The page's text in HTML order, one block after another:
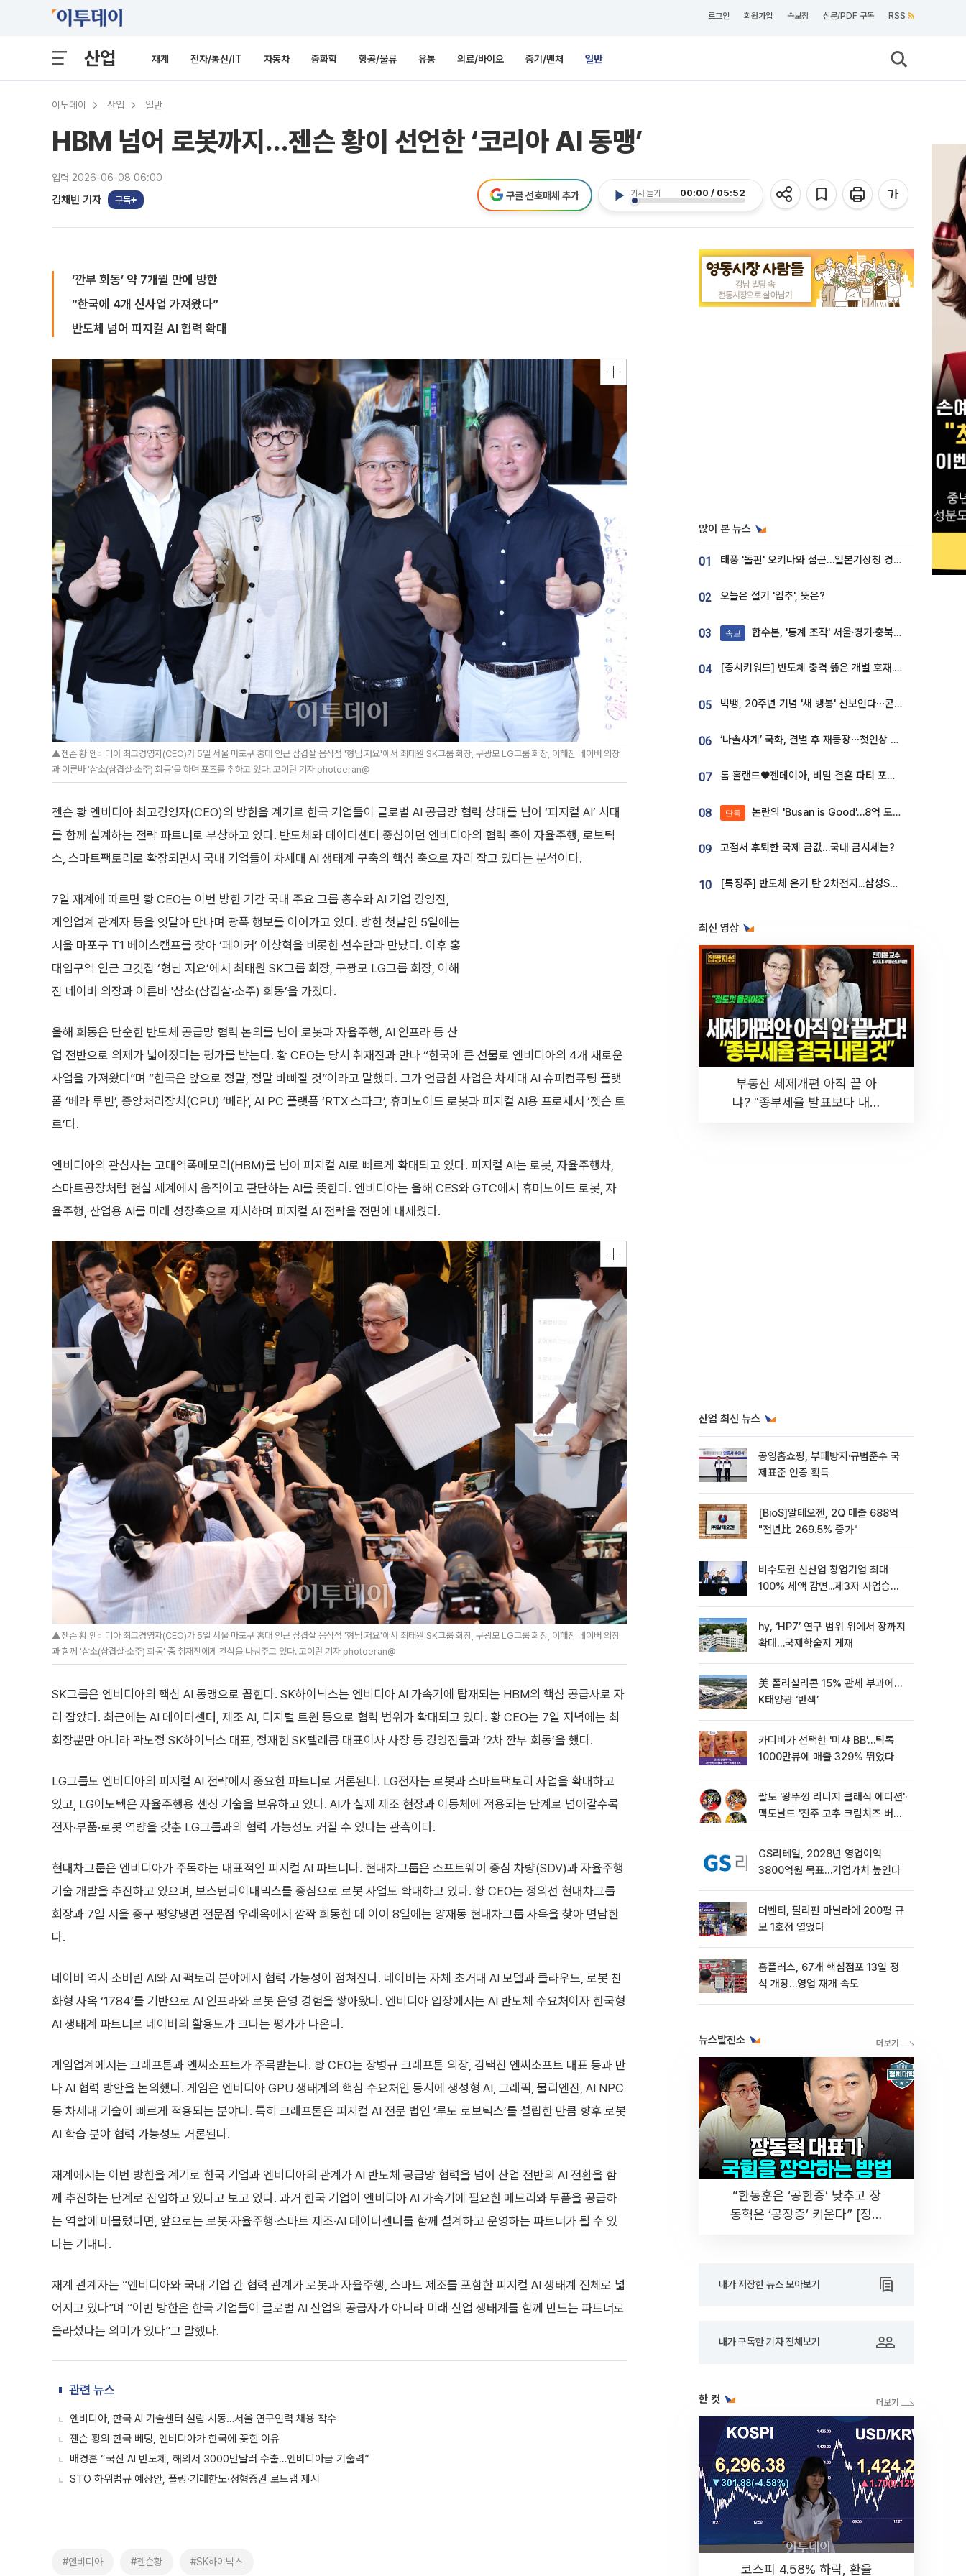
로그인 회원가입 속보창 신문/PDF 구독 RSS
산업 재계 전자/통신/IT 자동차 중화학 항공/물류 유통 의료/바이오 중기/벤처 일반
이투데이 산업 일반
HBM 넘어 로봇까지…젠슨 황이 선언한 ‘코리아 AI 동맹’
입력 2026-06-08 06:00
김채빈 기자 구독
기사 듣기 00:00 / 05:52
구글 선호매체 추가
‘깐부 회동’ 약 7개월 만에 방한
“한국에 4개 신사업 가져왔다”
반도체 넘어 피지컬 AI 협력 확대
▲젠슨 황 엔비디아 최고경영자(CEO)가 5일 서울 마포구 홍대 인근 삼겹살 음식점 '형님 저요'에서 최태원 SK그룹 회장, 구광모 LG그룹 회장, 이해진 네이버 의장
과 이른바 '삼소(삼겹살·소주) 회동’을 하며 포즈를 취하고 있다. 고이란 기자 photoeran@
젠슨 황 엔비디아 최고경영자(CEO)의 방한을 계기로 한국 기업들이 글로벌 AI 공급망 협력 상대를 넘어 ‘피지컬 AI’ 시대
를 함께 설계하는 전략 파트너로 부상하고 있다. 반도체와 데이터센터 중심이던 엔비디아의 협력 축이 자율주행, 로보틱
스, 스마트팩토리로 확장되면서 국내 기업들이 차세대 AI 생태계 구축의 핵심 축으로 자리 잡고 있다는 분석이다.
7일 재계에 따르면 황 CEO는 이번 방한 기간 국내 주요 그룹 총수와 AI 기업 경영진,
게임업계 관계자 등을 잇달아 만나며 광폭 행보를 이어가고 있다. 방한 첫날인 5일에는
서울 마포구 T1 베이스캠프를 찾아 ‘페이커’ 이상혁을 비롯한 선수단과 만났다. 이후 홍
대입구역 인근 고깃집 ‘형님 저요’에서 최태원 SK그룹 회장, 구광모 LG그룹 회장, 이해
진 네이버 의장과 이른바 '삼소(삼겹살·소주) 회동’을 가졌다.
올해 회동은 단순한 반도체 공급망 협력 논의를 넘어 로봇과 자율주행, AI 인프라 등 산
업 전반으로 의제가 넓어졌다는 평가를 받는다. 황 CEO는 당시 취재진과 만나 “한국에 큰 선물로 엔비디아의 4개 새로운
사업을 가져왔다”며 “한국은 앞으로 정말, 정말 바빠질 것”이라고 말했다. 그가 언급한 사업은 차세대 AI 슈퍼컴퓨팅 플랫
폼 ‘베라 루빈’, 중앙처리장치(CPU) ‘베라’, AI PC 플랫폼 ‘RTX 스파크’, 휴머노이드 로봇과 피지컬 AI용 프로세서 ‘젯슨 토
르’다.
엔비디아의 관심사는 고대역폭메모리(HBM)를 넘어 피지컬 AI로 빠르게 확대되고 있다. 피지컬 AI는 로봇, 자율주행차,
스마트공장처럼 현실 세계에서 움직이고 판단하는 AI를 뜻한다. 엔비디아는 올해 CES와 GTC에서 휴머노이드 로봇, 자
율주행, 산업용 AI를 미래 성장축으로 제시하며 피지컬 AI 전략을 전면에 내세웠다.
▲젠슨 황 엔비디아 최고경영자(CEO)가 5일 서울 마포구 홍대 인근 삼겹살 음식점 '형님 저요'에서 최태원 SK그룹 회장, 구광모 LG그룹 회장, 이해진 네이버 의장
과 함께 '삼소(삼겹살·소주) 회동’ 중 취재진에게 간식을 나눠주고 있다. 고이란 기자 photoeran@
SK그룹은 엔비디아의 핵심 AI 동맹으로 꼽힌다. SK하이닉스는 엔비디아 AI 가속기에 탑재되는 HBM의 핵심 공급사로 자
리 잡았다. 최근에는 AI 데이터센터, 제조 AI, 디지털 트윈 등으로 협력 범위가 확대되고 있다. 황 CEO는 7일 저녁에는 최
회장뿐만 아니라 곽노정 SK하이닉스 대표, 정재헌 SK텔레콤 대표이사 사장 등 경영진들과 ‘2차 깐부 회동’을 했다.
LG그룹도 엔비디아의 피지컬 AI 전략에서 중요한 파트너로 거론된다. LG전자는 로봇과 스마트팩토리 사업을 확대하고
있고, LG이노텍은 자율주행용 센싱 기술을 보유하고 있다. AI가 실제 제조 현장과 이동체에 적용되는 단계로 넘어갈수록
전자·부품·로봇 역량을 갖춘 LG그룹과의 협력 가능성도 커질 수 있다는 관측이다.
현대차그룹은 엔비디아가 주목하는 대표적인 피지컬 AI 파트너다. 현대차그룹은 소프트웨어 중심 차량(SDV)과 자율주행
기술 개발을 추진하고 있으며, 보스턴다이내믹스를 중심으로 로봇 사업도 확대하고 있다. 황 CEO는 정의선 현대차그룹
회장과 7일 서울 중구 평양냉면 전문점 우래옥에서 깜짝 회동한 데 이어 8일에는 양재동 현대차그룹 사옥을 찾아 면담한
다.
네이버 역시 소버린 AI와 AI 팩토리 분야에서 협력 가능성이 점쳐진다. 네이버는 자체 초거대 AI 모델과 클라우드, 로봇 친
화형 사옥 ‘1784’를 기반으로 AI 인프라와 로봇 운영 경험을 쌓아왔다. 엔비디아 입장에서는 AI 반도체 수요처이자 한국형
AI 생태계 파트너로 네이버의 활용도가 크다는 평가가 나온다.
게임업계에서는 크래프톤과 엔씨소프트가 주목받는다. 황 CEO는 장병규 크래프톤 의장, 김택진 엔씨소프트 대표 등과 만
나 AI 협력 방안을 논의했다. 게임은 엔비디아 GPU 생태계의 핵심 수요처인 동시에 생성형 AI, 그래픽, 물리엔진, AI NPC
등 차세대 기술이 빠르게 적용되는 분야다. 특히 크래프톤은 피지컬 AI 전문 법인 ‘루도 로보틱스’를 설립한 만큼 향후 로봇
AI 학습 분야 협력 가능성도 거론된다.
재계에서는 이번 방한을 계기로 한국 기업과 엔비디아의 관계가 AI 반도체 공급망 협력을 넘어 산업 전반의 AI 전환을 함
께 추진하는 단계로 진입하고 있다고 보고 있다. 과거 한국 기업이 엔비디아 AI 가속기에 필요한 메모리와 부품을 공급하
는 역할에 머물렀다면, 앞으로는 로봇·자율주행·스마트 제조·AI 데이터센터를 함께 설계하고 운영하는 파트너가 될 수 있
다는 기대다.
재계 관계자는 “엔비디아와 국내 기업 간 협력 관계가 로봇과 자율주행, 스마트 제조를 포함한 피지컬 AI 생태계 전체로 넓
어지고 있다”며 “이번 방한은 한국 기업들이 글로벌 AI 산업의 공급자가 아니라 미래 산업 생태계를 함께 만드는 파트너로
올라섰다는 의미가 있다”고 말했다.
관련 뉴스
엔비디아, 한국 AI 기술센터 설립 시동…서울 연구인력 채용 착수
젠슨 황의 한국 베팅, 엔비디아가 한국에 꽂힌 이유
배경훈 “국산 AI 반도체, 해외서 3000만달러 수출…엔비디아급 기술력”
STO 하위법규 예상안, 풀링·거래한도·정형증권 로드맵 제시
#엔비디아 #젠슨황 #SK하이닉스
많이 본 뉴스
01 태풍 '돌핀' 오키나와 접근…일본기상청 경로 업데이트
02 오늘은 절기 '입추', 뜻은?
03 속보 합수본, '통계 조작' 서울·경기·충북 선관위 등 추가 압수수색
04 [증시키워드] 반도체 충격 뚫은 개별 호재...포스코퓨처엠·에코프로·한화솔루션 '눈길'
05 빅뱅, 20주년 기념 '새 뱅봉' 선보인다⋯콘서트 앞두고 팝업 개최
06 ‘나솔사계’ 국화, 결별 후 재등장⋯첫인상 투표 휩쓸고 ‘인기녀’ 등극
07 톰 홀랜드♥젠데이아, 비밀 결혼 파티 포착⋯호텔 대관비만 9억
08 단독 논란의 'Busan is Good'…8억 도시브랜드, 용산 대통령실 CI 업체가 수행
09 고점서 후퇴한 국제 금값…국내 금시세는?
10 [특징주] 반도체 온기 탄 2차전지...삼성SDI, 장 초반 7% 넘게 껑충
최신 영상
부동산 세제개편 아직 끝 아
냐? "종부세율 발표보다 내릴
산업 최신 뉴스
공영홈쇼핑, 부패방지·규범준수 국
제표준 인증 획득
[BioS]알테오젠, 2Q 매출 688억
"전년比 269.5% 증가"
비수도권 신산업 창업기업 최대
100% 세액 감면...제3자 사업승계
hy, ‘HP7’ 연구 범위 위에서 장까지
확대…국제학술지 게재
美 폴리실리콘 15% 관세 부과에…
K태양광 ‘반색’
카디비가 선택한 '미샤 BB'…틱톡
1000만뷰에 매출 329% 뛰었다
팔도 '왕뚜껑 리니지 클래식 에디션'·
맥도날드 '진주 고추 크림치즈 버거'
GS리테일, 2028년 영업이익
3800억원 목표…기업가치 높인다
더벤티, 필리핀 마닐라에 200평 규
모 1호점 열었다
홈플러스, 67개 핵심점포 13일 정
식 개장…영업 재개 속도
뉴스발전소
“한동훈은 ‘공한증’ 낮추고 장
동혁은 ‘공장증’ 키운다” [정치
내가 저장한 뉴스 모아보기
내가 구독한 기자 전체보기
한 컷
코스피 4.58% 하락, 환율